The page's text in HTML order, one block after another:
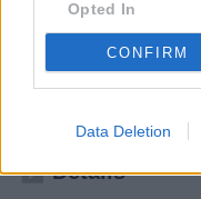
Opted In
CONFIRM
Data Deletion
Übersicht
ordentlich auf.
Details